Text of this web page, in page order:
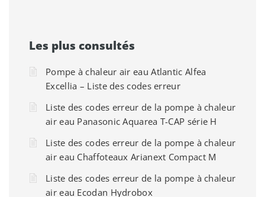
Les plus consultés
Pompe à chaleur air eau Atlantic Alfea
Excellia – Liste des codes erreur
Liste des codes erreur de la pompe à chaleur
air eau Panasonic Aquarea T-CAP série H
Liste des codes erreur de la pompe à chaleur
air eau Chaffoteaux Arianext Compact M
Liste des codes erreur de la pompe à chaleur
air eau Ecodan Hydrobox